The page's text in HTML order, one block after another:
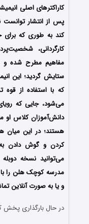
کاراکترهای اصلی
پس از انتشار
کند به طوری که برای
کارگردانی،
مفاهیم مطرح شده و
ستایش گردید؛ این
که با استفاده از
می‌شود، جایی که
دانش‌آموزان کلاس او
هستند؛ در این
کردن و گوش دادن به
می‌توانید نسخه
مدرسه کوچک هلن را
و یا به صورت آنلاین
در حال بارگذاری پخش